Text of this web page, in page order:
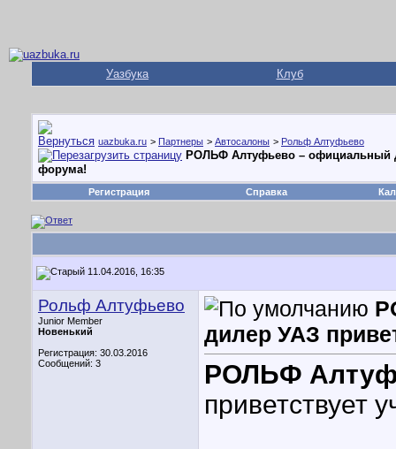
Уазбука Клуб
uazbuka.ru > Партнеры > Автосалоны > Рольф Алтуфьево
РОЛЬФ Алтуфьево – официальный
форума!
Регистрация Справка
11.04.2016, 16:35
Рольф Алтуфьево
Junior Member
Новенький
Регистрация: 30.03.2016
Сообщений: 3
дилер УАЗ
РОЛЬФ
приветствует